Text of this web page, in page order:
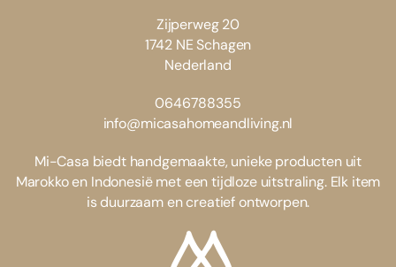
Zijperweg 20
1742 NE Schagen
Nederland
0646788355
info@micasahomeandliving.nl
Mi-Casa biedt handgemaakte, unieke producten uit
Marokko en Indonesië met een tijdloze uitstraling. Elk item
is duurzaam en creatief ontworpen.